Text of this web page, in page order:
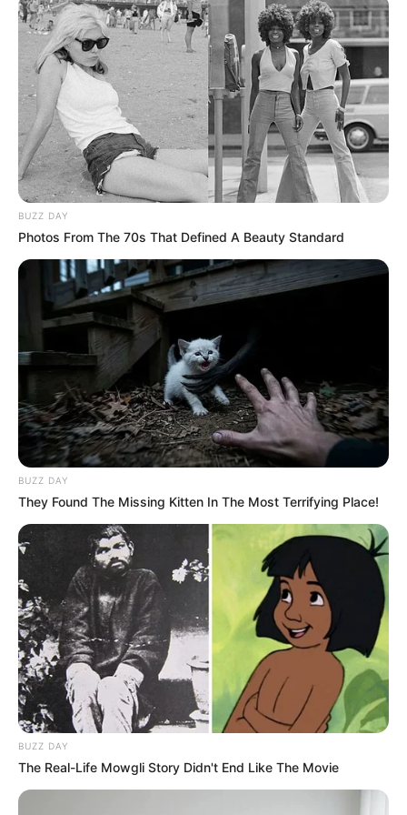
Ακολουθήστε το evianews.com στοGoogle
News
ΤΑ ΠΙΟ ΔΗΜΟΦΙΛΗ
BUZZ DAY
Photos From The 70s That Defined A Beauty Standard
BUZZ DAY
They Found The Missing Kitten In The Most Terrifying Place!
BUZZ DAY
The Real-Life Mowgli Story Didn't End Like The Movie